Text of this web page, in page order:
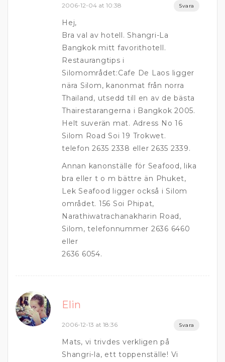
2006-12-04 at 10:38 Svara
Hej,
Bra val av hotell. Shangri-La
Bangkok mitt favorithotell.
Restaurangtips i
Silomområdet:Cafe De Laos ligger
nära Silom, kanonmat från norra
Thailand, utsedd till en av de bästa
Thairestarangerna i Bangkok 2005.
Helt suverän mat. Adress No 16
Silom Road Soi 19 Trokwet.
telefon 2635 2338 eller 2635 2339.
Annan kanonställe för Seafood, lika
bra eller t o m bättre än Phuket,
Lek Seafood ligger också i Silom
området. 156 Soi Phipat,
Narathiwatrachanakharin Road,
Silom, telefonnummer 2636 6460
eller
2636 6054.
Elin
2006-12-13 at 18:36 Svara
Mats, vi trivdes verkligen på
Shangri-la, ett toppenställe! Vi